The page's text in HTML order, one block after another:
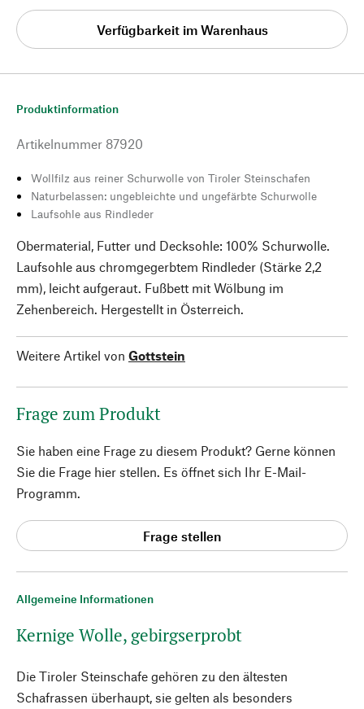
Verfügbarkeit im Warenhaus
Allgemeine Informationen
Kernige Wolle, gebirgserprobt
Die Tiroler Steinschafe gehören zu den ältesten
Schafrassen überhaupt, sie gelten als besonders
Produktinformation
Artikelnummer 87920
Wollfilz aus reiner Schurwolle von Tiroler Steinschafen
Naturbelassen: ungebleichte und ungefärbte Schurwolle
Laufsohle aus Rindleder
Obermaterial, Futter und Decksohle: 100% Schurwolle.
Laufsohle aus chromgegerbtem Rindleder (Stärke 2,2
mm), leicht aufgeraut. Fußbett mit Wölbung im
Zehenbereich. Hergestellt in Österreich.
Weitere Artikel von Gottstein
Frage zum Produkt
Sie haben eine Frage zu diesem Produkt? Gerne können
Sie die Frage hier stellen. Es öffnet sich Ihr E-Mail-
Programm.
Frage stellen